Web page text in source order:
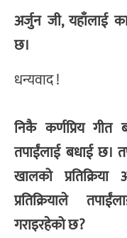
अर्जुन जी, यहाँलाई
छ।
धन्यवाद !
निकै कर्णप्रिय गीत
तपाईंलाई बधाई छ।
खालको
प्रतिक्रियाले
गराइरहेको छ?